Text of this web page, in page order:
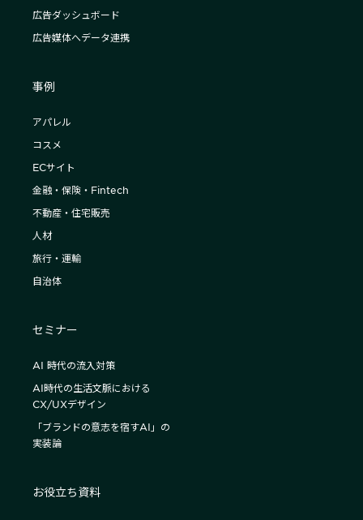
広告ダッシュボード
広告媒体へデータ連携
事例
アパレル
コスメ
ECサイト
金融・保険・Fintech
不動産・住宅販売
人材
旅行・運輸
自治体
セミナー
AI 時代の流入対策
AI時代の生活文脈における
CX/UXデザイン
「ブランドの意志を宿すAI」の
実装論
お役立ち資料